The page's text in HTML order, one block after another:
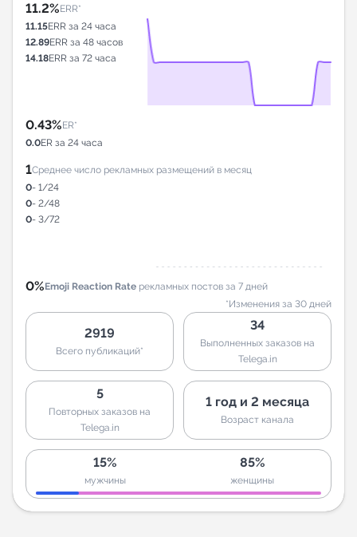
11.2%ERR*
11.15ERR за 24 часа
12.89ERR за 48 часов
14.18ERR за 72 часа
0.43%ER*
0.0ER за 24 часа
1Среднее число рекламных размещений в месяц
0- 1/24
0- 2/48
0- 3/72
0%Emoji Reaction Rate рекламных постов за 7 дней
*Изменения за 30 дней
2919
Всего публикаций*
34
Выполненных заказов на
Telega.in
5
Повторных заказов на
Telega.in
1 год и 2 месяца
Возраст канала
15%
мужчины
85%
женщины